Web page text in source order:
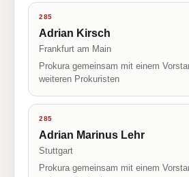
285
Adrian Kirsch
Frankfurt am Main
Prokura gemeinsam mit einem
weiteren Prokuristen
285
Adrian Marinus Lehr
Stuttgart
Prokura gemeinsam mit einem